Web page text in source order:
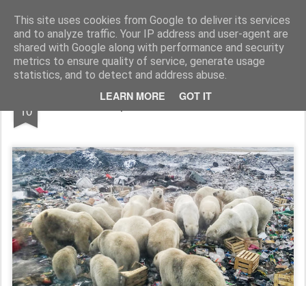
This site uses cookies from Google to deliver its services
and to analyze traffic. Your IP address and user-agent are
shared with Google along with performance and security
metrics to ensure quality of service, generate usage
statistics, and to detect and address abuse.
LEARN MORE GOT IT
Geopalavras
canal800 clique ZapCanal
10 O planeta dos "likes".